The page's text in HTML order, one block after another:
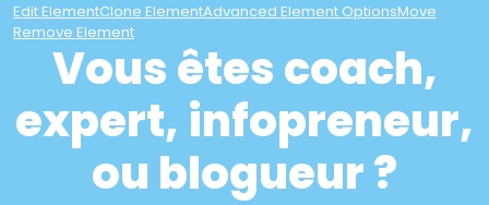
Edit ElementClone ElementAdvanced Element OptionsMove
Remove Element
Vous êtes coach,
expert, infopreneur,
ou blogueur ?